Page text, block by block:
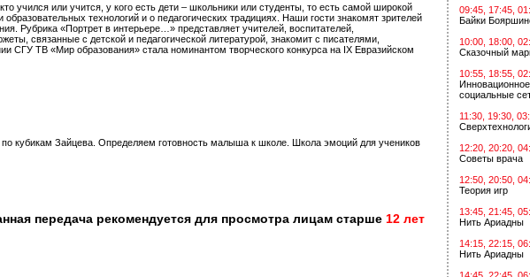
учился или учится, у кого есть дети – школьники или студенты, то есть самой широкой
технологий и о педагогических традициях. Наши гости знакомят зрителей
Рубрика «Портрет в интерьере…» представляет учителей, воспитателей,
связанные с детской и педагогической литературой, знакомит с писателями,
СГУ ТВ «Мир образования» стала номинантом творческого конкурса на IХ Евразийском
кубикам Зайцева. Определяем готовность малыша к школе. Школа эмоций для учеников
передача рекомендуется для просмотра лицам старше 12 лет
09:45, 17:45,
Байки
10:00, 18:00,
Сказочный
10:55, 18:55,
социальные
11:30, 19:30,
12:20, 20:20,
Советы врача
12:50, 20:50,
Теория игр
13:45, 21:45,
Нить Ариадны
14:15, 22:15,
Нить Ариадны